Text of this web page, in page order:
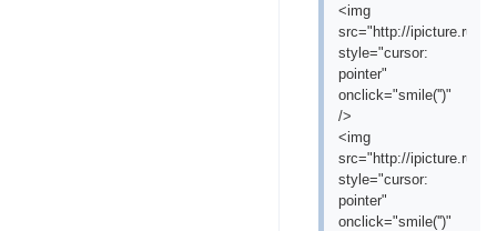
<img
src="http://ipicture.ru/
style="cursor:
pointer"
onclick="smile('')"
/>
<img
src="http://ipicture.ru/
style="cursor:
pointer"
onclick="smile('')"